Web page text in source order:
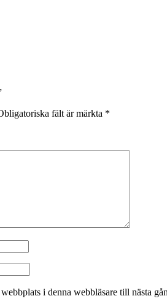
fält är märkta *
i denna webbläsare till nästa